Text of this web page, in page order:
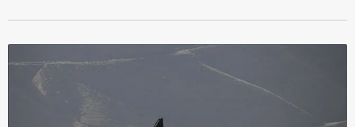
vasıtasıyla belirleyebilirsiniz. Çerezlere ilişkin detaylı bilgi
için Ayarlar butonuna tıklayabilir,
Çerez Bilgilendirme
Metnimizi